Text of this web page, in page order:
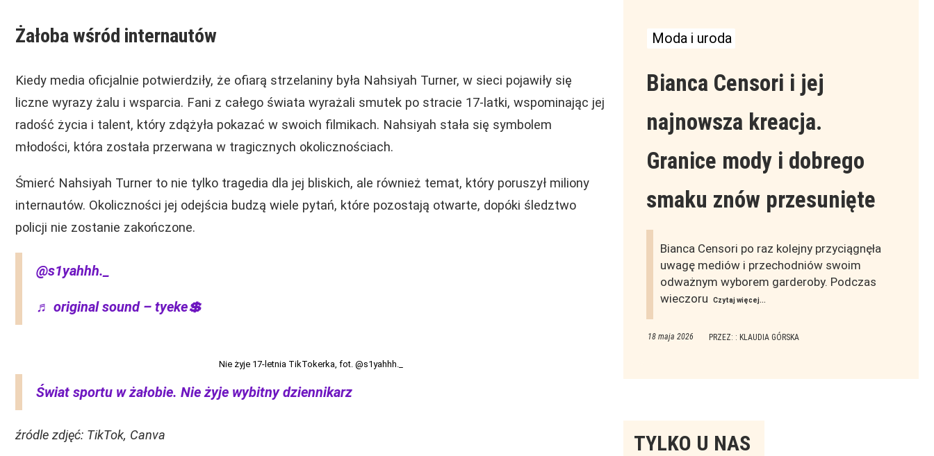
Żałoba wśród internautów
Kiedy media oficjalnie potwierdziły, że ofiarą strzelaniny była Nahsiyah Turner, w sieci pojawiły się
liczne wyrazy żalu i wsparcia. Fani z całego świata wyrażali smutek po stracie 17-latki, wspominając jej
radość życia i talent, który zdążyła pokazać w swoich filmikach. Nahsiyah stała się symbolem
młodości, która została przerwana w tragicznych okolicznościach.
Śmierć Nahsiyah Turner to nie tylko tragedia dla jej bliskich, ale również temat, który poruszył miliony
internautów. Okoliczności jej odejścia budzą wiele pytań, które pozostają otwarte, dopóki śledztwo
policji nie zostanie zakończone.
@s1yahhh._
♬ original sound – tyeke💲
Nie żyje 17-letnia TikTokerka, fot. @s1yahhh._
Świat sportu w żałobie. Nie żyje wybitny dziennikarz
źródle zdjęć: TikTok, Canva
Moda i uroda
Bianca Censori i jej
najnowsza kreacja.
Granice mody i dobrego
smaku znów przesunięte
Bianca Censori po raz kolejny przyciągnęła
uwagę mediów i przechodniów swoim
odważnym wyborem garderoby. Podczas
wieczoru
Czytaj więcej...
18 maja 2026 PRZEZ: : KLAUDIA GÓRSKA
Tylko
TYLKO U NAS